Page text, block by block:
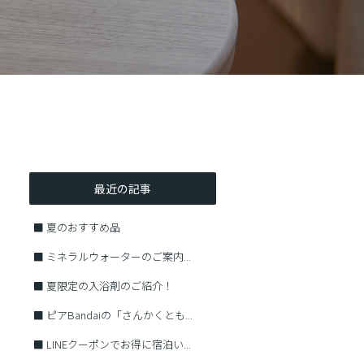
最近の記事
■ 夏のおすすめ品
■ ミネラルウォーターのご案内...
■ 夏限定の入浴剤のご紹介！
■ ピアBandaiの「さんかくとも...
■ LINEクーポンでお得に宿泊い...